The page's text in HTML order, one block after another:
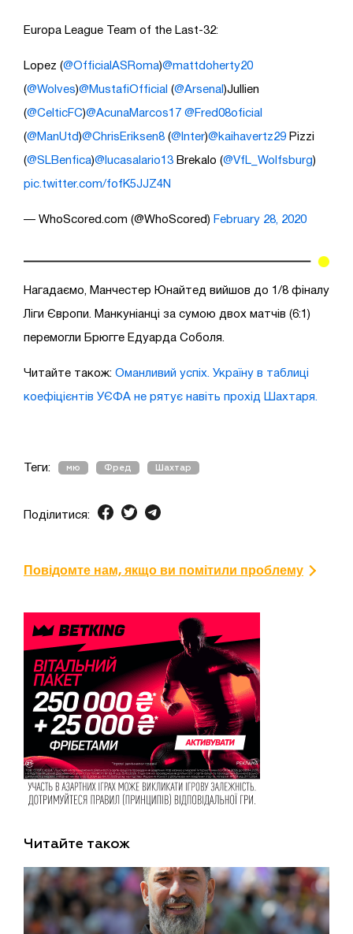
Europa League Team of the Last-32:
Lopez (@OfficialASRoma)@mattdoherty20
(@Wolves)@MustafiOfficial (@Arsenal )Jullien
(@CelticFC)@AcunaMarcos17 @Fred08oficial
(@ManUtd)@ChrisEriksen8 (@Inter)@kaihavertz29 Pizzi
(@SLBenfica)@lucasalario13 Brekalo (@VfL_Wolfsburg)
pic.twitter.com/fofK5JJZ4N
— WhoScored.com (@WhoScored) February 28, 2020
Нагадаємо, Манчестер Юнайтед вийшов до 1/8 фіналу
Ліги Європи. Манкуніанці за сумою двох матчів (6:1)
перемогли Брюгге Едуарда Соболя.
Читайте також: Оманливий успіх. Україну в таблиці
коефіцієнтів УЄФА не рятує навіть прохід Шахтаря.
Теги: мю Фред Шахтар
Поділитися:
Повідомте нам, якщо ви помітили проблему
Читайте також